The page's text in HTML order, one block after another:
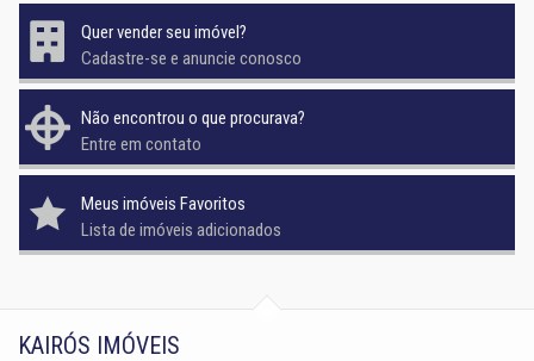
Quer vender seu imóvel?
Cadastre-se e anuncie conosco
Não encontrou o que procurava?
Entre em contato
Meus imóveis Favoritos
Lista de imóveis adicionados
KAIRÓS IMÓVEIS